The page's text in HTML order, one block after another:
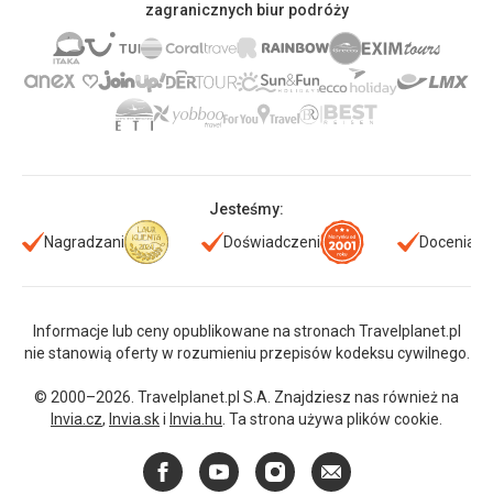
zagranicznych biur podróży
Jesteśmy:
Nagradzani
Doświadczeni Doceniani
Informacje lub ceny opublikowane na stronach Travelplanet.pl
nie stanowią oferty w rozumieniu przepisów kodeksu cywilnego.
© 2000–2026. Travelplanet.pl S.A. Znajdziesz nas również na
Invia.cz, Invia.ski Invia.hu . Ta strona używa plików cookie.
FacebookYouTubeInstagram
E-